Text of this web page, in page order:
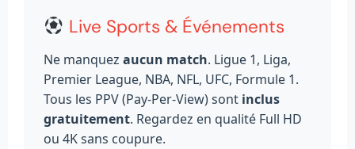
Live Sports & Événements
Ne manquez aucun match. Ligue 1, Liga,
Premier League, NBA, NFL, UFC, Formule 1.
Tous les PPV (Pay-Per-View) sont inclus
gratuitement. Regardez en qualité Full HD
ou 4K sans coupure.